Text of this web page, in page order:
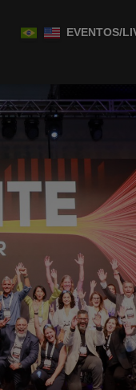
EVENTOS/